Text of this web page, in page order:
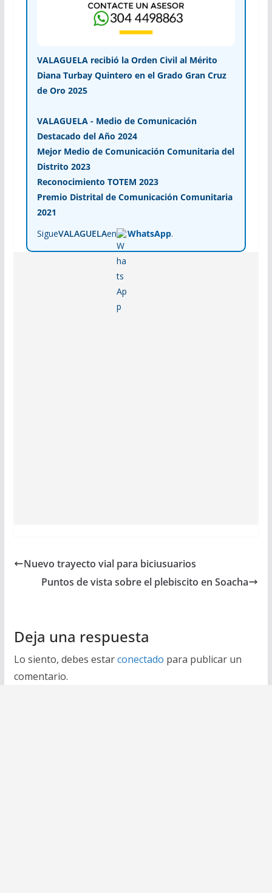
VALAGUELA recibió la Orden Civil al Mérito
Diana Turbay Quintero en el Grado Gran Cruz
de Oro 2025
VALAGUELA - Medio de Comunicación
Destacado del Año 2024
Mejor Medio de Comunicación Comunitaria del
Distrito 2023
Reconocimiento TOTEM 2023
Premio Distrital de Comunicación Comunitaria
2021
SigueVALAGUELAen WhatsApp.
Nuevo trayecto vial para biciusuarios
Puntos de vista sobre el plebiscito en Soacha
Deja una respuesta
Lo siento, debes estarconectado para publicar un
comentario.